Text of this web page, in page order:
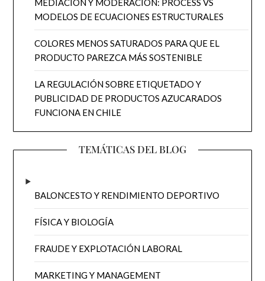
MEDIACIÓN Y MODERACIÓN: PROCESS VS
MODELOS DE ECUACIONES ESTRUCTURALES
COLORES MENOS SATURADOS PARA QUE EL
PRODUCTO PAREZCA MÁS SOSTENIBLE
LA REGULACIÓN SOBRE ETIQUETADO Y
PUBLICIDAD DE PRODUCTOS AZUCARADOS
FUNCIONA EN CHILE
TEMÁTICAS DEL BLOG
BALONCESTO Y RENDIMIENTO DEPORTIVO
FÍSICA Y BIOLOGÍA
FRAUDE Y EXPLOTACIÓN LABORAL
MARKETING Y MANAGEMENT